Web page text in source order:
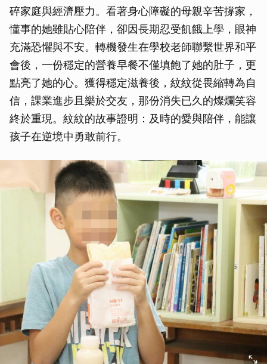
碎家庭與經濟壓力。看著身心障礙的母親辛苦撐家，
懂事的她雖貼心陪伴，卻因長期忍受飢餓上學，眼神
充滿恐懼與不安。轉機發生在學校老師聯繫世界和平
會後，一份穩定的營養早餐不僅填飽了她的肚子，更
點亮了她的心。獲得穩定滋養後，紋紋從畏縮轉為自
信，課業進步且樂於交友，那份消失已久的燦爛笑容
終於重現。紋紋的故事證明：及時的愛與陪伴，能讓
孩子在逆境中勇敢前行。